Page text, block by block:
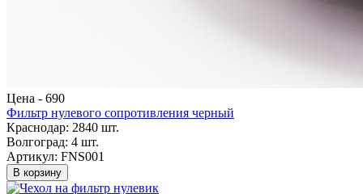
Цена - 690
Фильтр нулевого сопротивления черный
Краснодар: 2840 шт.
Волгоград: 4 шт.
Артикул: FNS001
В корзину